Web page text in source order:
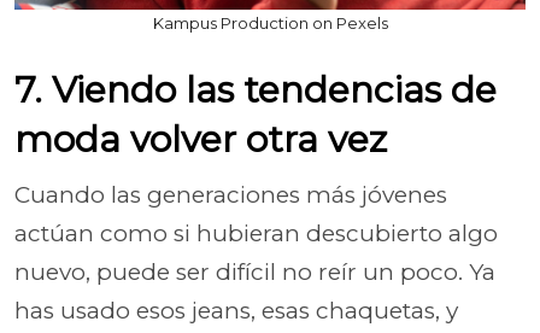
Kampus Production on Pexels
7. Viendo las tendencias de
moda volver otra vez
Cuando las generaciones más jóvenes
actúan como si hubieran descubierto algo
nuevo, puede ser difícil no reír un poco. Ya
has usado esos jeans, esas chaquetas, y